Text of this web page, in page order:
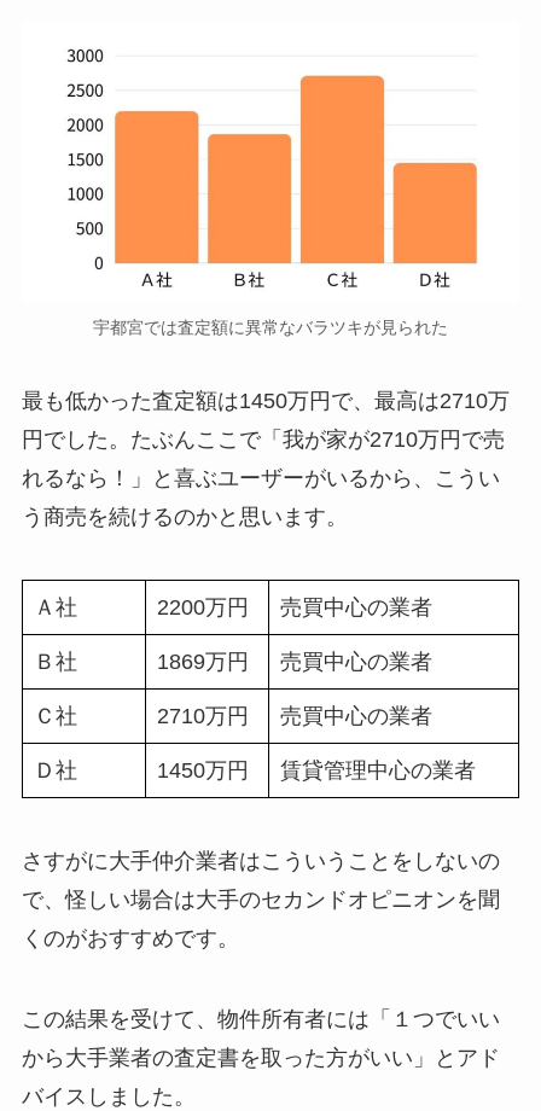
宇都宮では査定額に異常なバラツキが見られた
最も低かった査定額は1450万円で、最高は2710万
円でした。たぶんここで「我が家が2710万円で売
れるなら！」と喜ぶユーザーがいるから、こうい
う商売を続けるのかと思います。
Ａ社 2200万円 売買中心の業者
Ｂ社 1869万円 売買中心の業者
Ｃ社 2710万円 売買中心の業者
Ｄ社 1450万円 賃貸管理中心の業者
さすがに大手仲介業者はこういうことをしないの
で、怪しい場合は大手のセカンドオピニオンを聞
くのがおすすめです。
この結果を受けて、物件所有者には「１つでいい
から大手業者の査定書を取った方がいい」とアド
バイスしました。